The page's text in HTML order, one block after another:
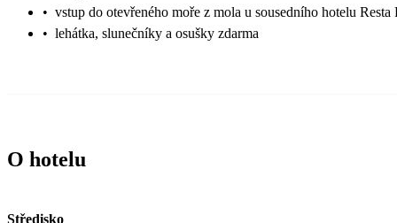
• vstup do otevřeného moře z mola u sousedního hotelu Resta
• lehátka, slunečníky a osušky zdarma
O hotelu
Středisko